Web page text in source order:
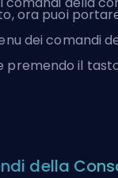
ora puoi
dei comandi
il
della